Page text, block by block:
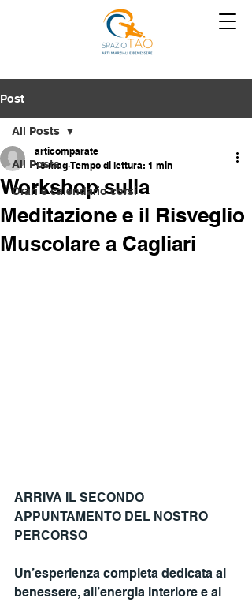
Post
All Posts
Orari e calendario corsi
All Posts
Workshop sulla
Meditazione e il Risveglio
Muscolare a Cagliari
articomparate
18 mag Tempo di lettura: 1 min
ARRIVA IL SECONDO
APPUNTAMENTO DEL NOSTRO
PERCORSO
Un’esperienza completa dedicata al
benessere, all’energia interiore e al